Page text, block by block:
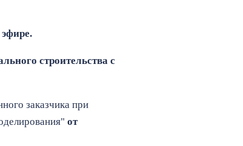
строительства с
заказчика при
от